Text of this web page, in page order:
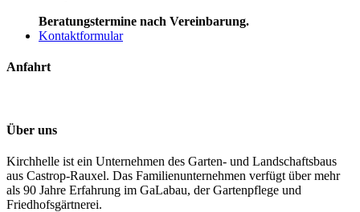
Beratungstermine nach Vereinbarung.
Kontaktformular
Anfahrt
Über uns
Kirchhelle ist ein Unternehmen des Garten- und Landschaftsbaus
aus Castrop-Rauxel. Das Familienunternehmen verfügt über mehr
als 90 Jahre Erfahrung im GaLabau, der Gartenpflege und
Friedhofsgärtnerei.